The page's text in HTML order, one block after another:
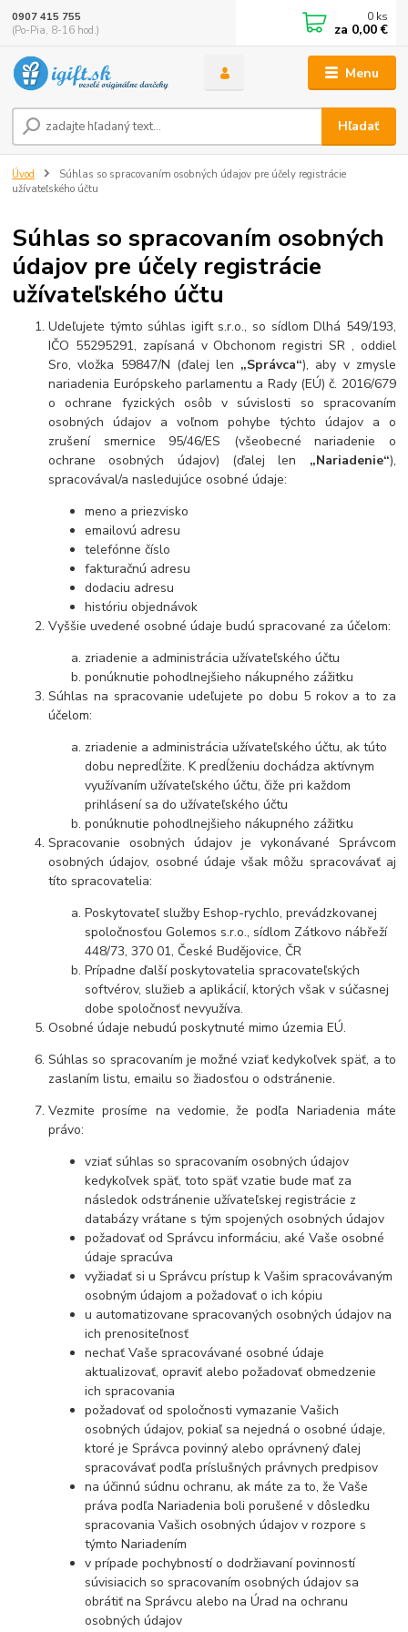
Menu
Hľadať
0907 415 755
(Po-Pia, 8-16 hod.)
0 ks
za 0,00 €
Úvod
Súhlas so spracovaním osobných údajov pre účely registrácie
užívateľského účtu
Súhlas so spracovaním osobných
údajov pre účely registrácie
užívateľského účtu
Udeľujete týmto súhlas igift s.r.o., so sídlom Dlhá 549/193,
IČO 55295291, zapísaná v Obchonom registri SR , oddiel
Sro, vložka 59847/N (ďalej len „Správca“), aby v zmysle
nariadenia Európskeho parlamentu a Rady (EÚ) č. 2016/679
o ochrane fyzických osôb v súvislosti so spracovaním
osobných údajov a voľnom pohybe týchto údajov a o
zrušení smernice 95/46/ES (všeobecné nariadenie o
ochrane osobných údajov) (ďalej len „Nariadenie“),
spracovával/a nasledujúce osobné údaje:
meno a priezvisko
emailovú adresu
telefónne číslo
fakturačnú adresu
dodaciu adresu
históriu objednávok
Vyššie uvedené osobné údaje budú spracované za účelom:
zriadenie a administrácia užívateľského účtu
ponúknutie pohodlnejšieho nákupného zážitku
Súhlas na spracovanie udeľujete po dobu 5 rokov a to za
účelom:
zriadenie a administrácia užívateľského účtu, ak túto
dobu nepredĺžite. K predĺženiu dochádza aktívnym
využívaním užívateľského účtu, čiže pri každom
prihlásení sa do užívateľského účtu
ponúknutie pohodlnejšieho nákupného zážitku
Spracovanie osobných údajov je vykonávané Správcom
osobných údajov, osobné údaje však môžu spracovávať aj
títo spracovatelia:
Poskytovateľ služby Eshop-rychlo, prevádzkovanej
spoločnosťou Golemos s.r.o., sídlom Zátkovo nábřeží
448/73, 370 01, České Budějovice, ČR
Prípadne ďalší poskytovatelia spracovateľských
softvérov, služieb a aplikácií, ktorých však v súčasnej
dobe spoločnosť nevyužíva.
Osobné údaje nebudú poskytnuté mimo územia EÚ.
Súhlas so spracovaním je možné vziať kedykoľvek späť, a to
zaslaním listu, emailu so žiadosťou o odstránenie.
Vezmite prosíme na vedomie, že podľa Nariadenia máte
právo:
vziať súhlas so spracovaním osobných údajov
kedykoľvek späť, toto späť vzatie bude mať za
následok odstránenie užívateľskej registrácie z
databázy vrátane s tým spojených osobných údajov
požadovať od Správcu informáciu, aké Vaše osobné
údaje spracúva
vyžiadať si u Správcu prístup k Vašim spracovávaným
osobným údajom a požadovať o ich kópiu
u automatizovane spracovaných osobných údajov na
ich prenositeľnosť
nechať Vaše spracovávané osobné údaje
aktualizovať, opraviť alebo požadovať obmedzenie
ich spracovania
požadovať od spoločnosti vymazanie Vašich
osobných údajov, pokiaľ sa nejedná o osobné údaje,
ktoré je Správca povinný alebo oprávnený ďalej
spracovávať podľa príslušných právnych predpisov
na účinnú súdnu ochranu, ak máte za to, že Vaše
práva podľa Nariadenia boli porušené v dôsledku
spracovania Vašich osobných údajov v rozpore s
týmto Nariadením
v prípade pochybností o dodržiavaní povinností
súvisiacich so spracovaním osobných údajov sa
obrátiť na Správcu alebo na Úrad na ochranu
osobných údajov